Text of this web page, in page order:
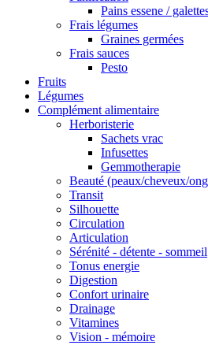
Pains essene /
Frais légumes
Graines germées
Frais sauces
Pesto
Fruits
Légumes
Complément alimentaire
Herboristerie
Sachets vrac
Infusettes
Gemmotherapie
Beauté (peaux/cheveux/
Transit
Silhouette
Circulation
Articulation
Sérénité - détente - sommeil
Tonus energie
Digestion
Confort urinaire
Drainage
Vitamines
Vision - mémoire